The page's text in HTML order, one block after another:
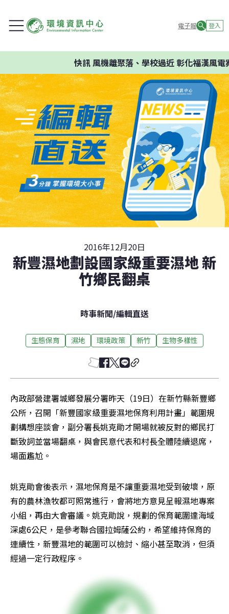
電子報 登入
快訊風機離聚落、學校過近 彰化福漢風電案
2016年12月20日
新豐濕地劃設國家級重要濕地 新
竹鄉民翻桌
時事新聞/編輯直送
生態保育 濕地 環境政策 新竹 生物多樣性
內政部營建署城鄉發展分署昨天（19日）在新竹縣新豐鄉
公所，召開「新豐國家級重要濕地保育利用計畫」範圍規
劃構想座談會，副分署長姚克勛才開場就被反對的鄉民打
斷致詞並當場翻桌，與會民意代表和村長全體陸續退席，
場面尷尬。
姚克勛會後表示，濕地保育是不讓重要濕地受到破壞，原
有的農林漁牧都可照常進行，會將地方意見呈報濕地專案
小組，再由大會審議。姚克勛說，規劃的保育範圍達海域
深處6公尺，是參考聯合國拉姆薩公約，希望維持保育的
連續性，新豐濕地的範圍可以檢討、縮小甚至取消，但須
經過一定行政程序。